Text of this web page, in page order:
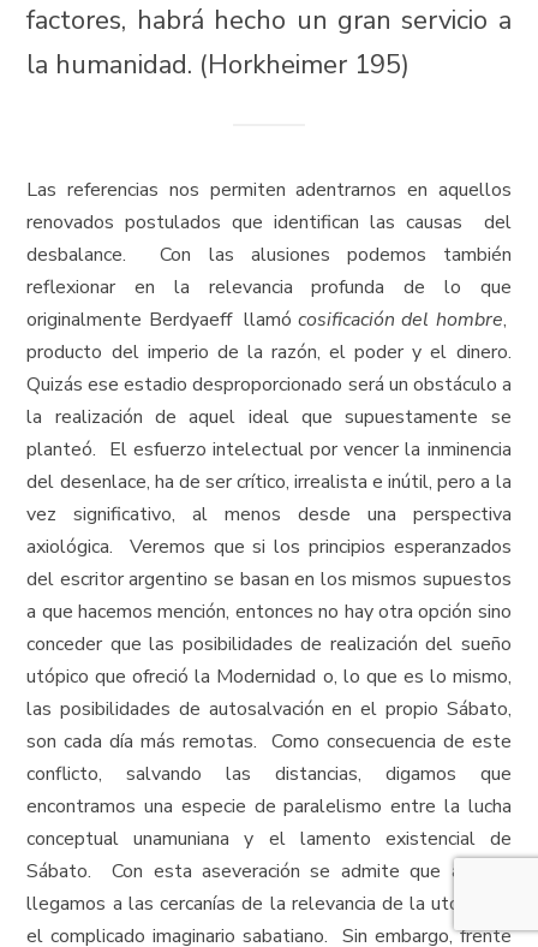
factores, habrá hecho un gran servicio a
la humanidad. (Horkheimer 195)
Las referencias nos permiten adentrarnos en aquellos
renovados postulados que identifican las causas del
desbalance. Con las alusiones podemos también
reflexionar en la relevancia profunda de lo que
originalmente Berdyaeff llamócosificación del hombre,
producto del imperio de la razón, el poder y el dinero.
Quizás ese estadio desproporcionado será un obstáculo a
la realización de aquel ideal que supuestamente se
planteó. El esfuerzo intelectual por vencer la inminencia
del desenlace, ha de ser crítico, irrealista e inútil, pero a la
vez significativo, al menos desde una perspectiva
axiológica. Veremos que si los principios esperanzados
del escritor argentino se basan en los mismos supuestos
a que hacemos mención, entonces no hay otra opción sino
conceder que las posibilidades de realización del sueño
utópico que ofreció la Modernidad o, lo que es lo mismo,
las posibilidades de autosalvación en el propio Sábato,
son cada día más remotas. Como consecuencia de este
conflicto, salvando las distancias, digamos que
encontramos una especie de paralelismo entre la lucha
conceptual unamuniana y el lamento existencial de
Sábato. Con esta aseveración se admite que apenas
llegamos a las cercanías de la relevancia de la utopía en
el complicado imaginario sabatiano. Sin embargo, frente